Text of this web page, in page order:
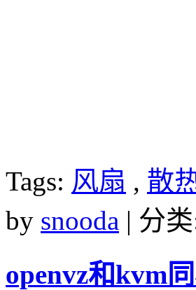
Tags: 风扇 , 散
by snooda | 分
openvz和kvm